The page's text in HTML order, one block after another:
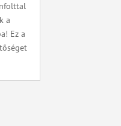
a
Ez a